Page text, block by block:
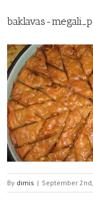
baklavas-
By dimis | September